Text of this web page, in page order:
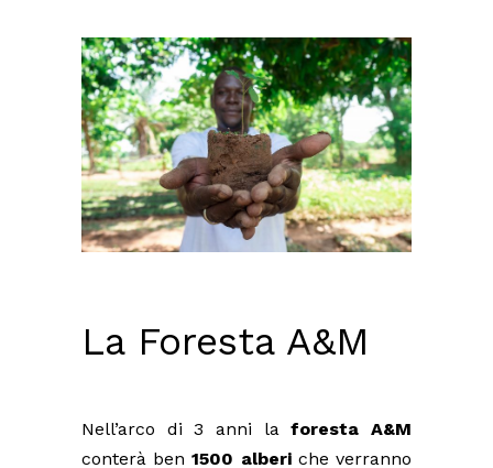
La Foresta A&M
Nell’arco di 3 anni laforesta A&M
conterà ben1500 alberiche verranno